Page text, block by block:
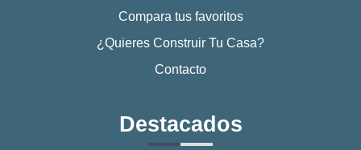
Compara tus favoritos
¿Quieres Construir Tu Casa?
Contacto
Destacados